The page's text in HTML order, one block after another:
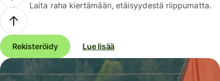
Laita raha kiertämään, etäisyydestä riippumatta.
Rekisteröidy Lue lisää